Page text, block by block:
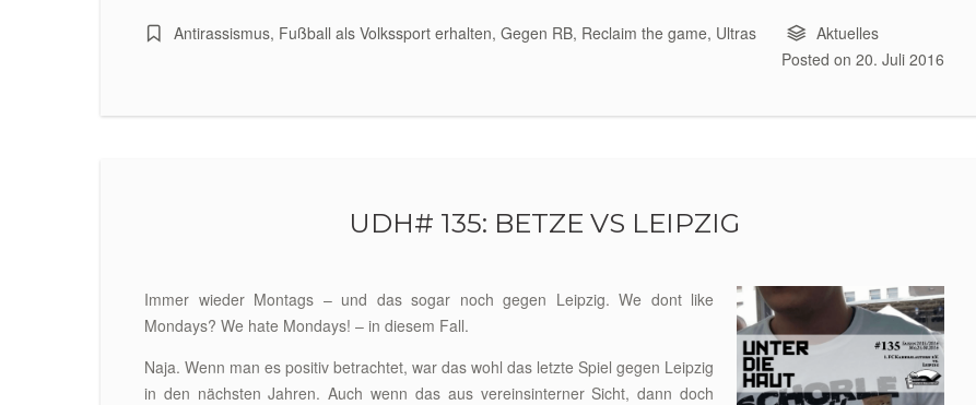
Antirassismus, Fußball als Volkssport erhalten, Gegen RB, Reclaim the game, Ultras
Aktuelles
Posted on 20. Juli 2016
UDH# 135: BETZE VS LEIPZIG
Immer wieder Montags – und das sogar noch gegen Leipzig. We dont like
Mondays? We hate Mondays! – in diesem Fall.
Naja. Wenn man es positiv betrachtet, war das wohl das letzte Spiel gegen Leipzig
in den nächsten Jahren. Auch wenn das aus vereinsinterner Sicht, dann doch